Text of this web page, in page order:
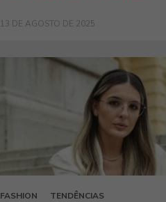
13 DE AGOSTO DE 2025
FASHION TENDÊNCIAS